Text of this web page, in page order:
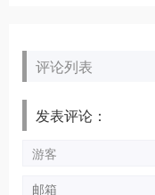
评论列表
发表评论：